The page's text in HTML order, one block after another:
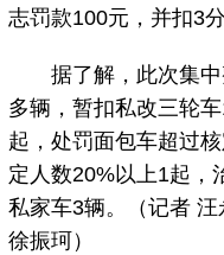
志罚款100元，并扣3分
据了解，此次集中
多辆，暂扣私改三轮
起，处罚面包车超过
定人数20%以上1起，
私家车3辆。（记者
徐振珂）